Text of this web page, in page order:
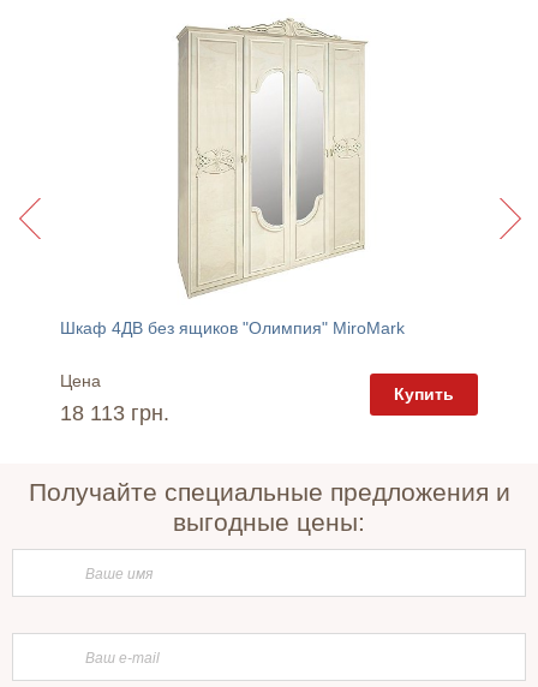
Шкаф 4ДВ без ящиков "Олимпия" MiroMark
Цена
18 113 грн.
Купить
Получайте специальные предложения и
выгодные цены: